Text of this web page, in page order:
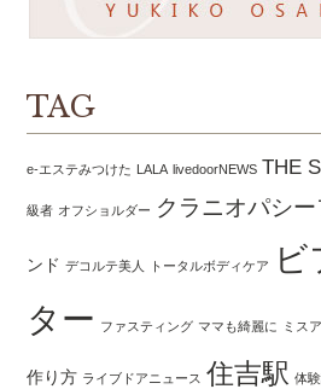
TAG
e-エステみつけた LALA livedoorNEWS THE
級者 オフショルダー クラニオパシ
ンド デコルテ美人 トータルボディケア
ビ
ター ファスティング ママも綺麗に ミス
作り方 ライブドアニュース 住吉駅 体